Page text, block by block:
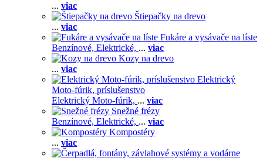
... viac
Štiepačky na drevo
... viac
Fukáre a vysávače na líste
Benzínové, Elektrické, ... viac
Kozy na drevo
... viac
Elektrický
Moto-fúrik, príslušenstvo
Elektrický Moto-fúrik, ... viac
Snežné frézy
Benzínové, Elektrické, ... viac
Kompostéry
... viac